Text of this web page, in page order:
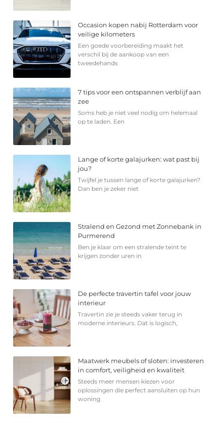
Occasion kopen nabij Rotterdam voor
veilige kilometers
Een goede voorbereiding maakt het
verschil bij de aankoop van een
tweedehands
7 tips voor een ontspannen verblijf aan
zee
Soms heb je niet veel nodig om helemaal
op te laden. Een
Lange of korte galajurken: wat past bij
jou?
Twijfel je tussen lange of korte galajurken?
Dan ben je zeker niet
Stralend en Gezond met Zonnebank in
Purmerend
Ben je klaar om een stralende teint te
krijgen zonder uren in
De perfecte travertin tafel voor jouw
interieur
Travertin zie je steeds vaker terug in
moderne interieurs. Dat is logisch,
Maatwerk meubels of sloten: investeren
in comfort, veiligheid en kwaliteit
Steeds meer mensen kiezen voor
oplossingen die perfect aansluiten op hun
woning